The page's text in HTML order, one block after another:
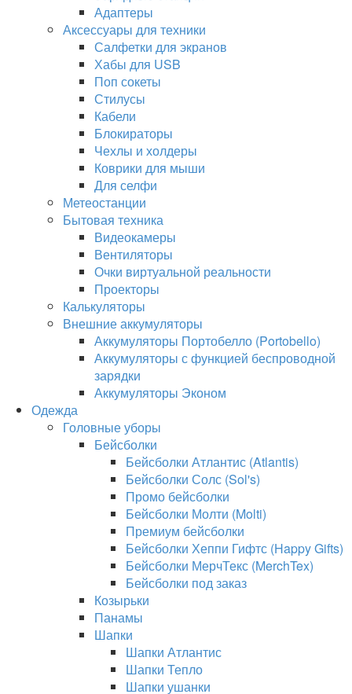
Адаптеры
Аксессуары для техники
Салфетки для экранов
Хабы для USB
Поп сокеты
Стилусы
Кабели
Блокираторы
Чехлы и холдеры
Коврики для мыши
Для селфи
Метеостанции
Бытовая техника
Видеокамеры
Вентиляторы
Очки виртуальной реальности
Проекторы
Калькуляторы
Внешние аккумуляторы
Аккумуляторы Портобелло (Portobello)
Аккумуляторы с функцией беспроводной
зарядки
Аккумуляторы Эконом
Одежда
Головные уборы
Бейсболки
Бейсболки Атлантис (Atlantis)
Бейсболки Солс (Sol's)
Промо бейсболки
Бейсболки Молти (Molti)
Премиум бейсболки
Бейсболки Хеппи Гифтс (Happy Gifts)
Бейсболки МерчТекс (MerchTex)
Бейсболки под заказ
Козырьки
Панамы
Шапки
Шапки Атлантис
Шапки Тепло
Шапки ушанки